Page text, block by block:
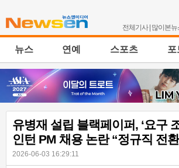
전체기사| 많이본뉴
뉴스 연예 스포츠 포
유병재 설립 블랙페이퍼, ‘요구
인턴 PM 채용 논란 “정규직 전
2026-06-03 16:29:11